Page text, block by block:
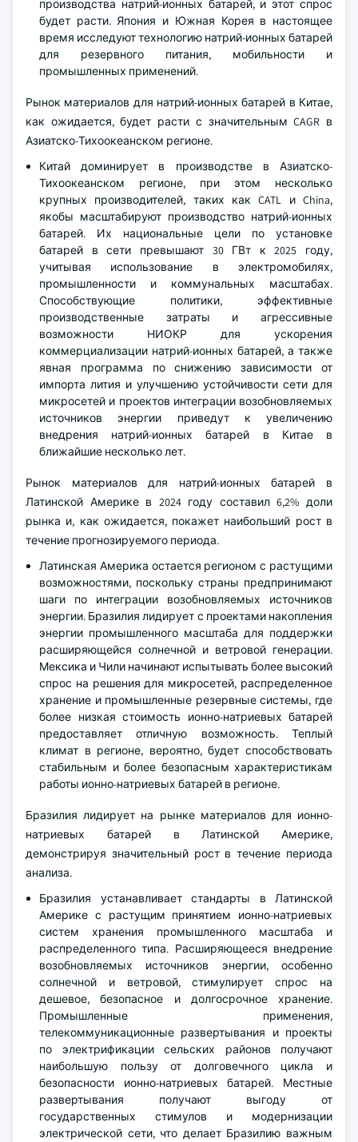
производства натрий-ионных батарей, и этот спрос
будет расти. Япония и Южная Корея в настоящее
время исследуют технологию натрий-ионных батарей
для резервного питания, мобильности и
промышленных применений.
Рынок материалов для натрий-ионных батарей в Китае,
как ожидается, будет расти с значительным CAGR в
Азиатско-Тихоокеанском регионе.
Китай доминирует в производстве в Азиатско-
Тихоокеанском регионе, при этом несколько
крупных производителей, таких как CATL и China,
якобы масштабируют производство натрий-ионных
батарей. Их национальные цели по установке
батарей в сети превышают 30 ГВт к 2025 году,
учитывая использование в электромобилях,
промышленности и коммунальных масштабах.
Способствующие политики, эффективные
производственные затраты и агрессивные
возможности НИОКР для ускорения
коммерциализации натрий-ионных батарей, а также
явная программа по снижению зависимости от
импорта лития и улучшению устойчивости сети для
микросетей и проектов интеграции возобновляемых
источников энергии приведут к увеличению
внедрения натрий-ионных батарей в Китае в
ближайшие несколько лет.
Рынок материалов для натрий-ионных батарей в
Латинской Америке в 2024 году составил 6,2% доли
рынка и, как ожидается, покажет наибольший рост в
течение прогнозируемого периода.
Латинская Америка остается регионом с растущими
возможностями, поскольку страны предпринимают
шаги по интеграции возобновляемых источников
энергии. Бразилия лидирует с проектами накопления
энергии промышленного масштаба для поддержки
расширяющейся солнечной и ветровой генерации.
Мексика и Чили начинают испытывать более высокий
спрос на решения для микросетей, распределенное
хранение и промышленные резервные системы, где
более низкая стоимость ионно-натриевых батарей
предоставляет отличную возможность. Теплый
климат в регионе, вероятно, будет способствовать
стабильным и более безопасным характеристикам
работы ионно-натриевых батарей в регионе.
Бразилия лидирует на рынке материалов для ионно-
натриевых батарей в Латинской Америке,
демонстрируя значительный рост в течение периода
анализа.
Бразилия устанавливает стандарты в Латинской
Америке с растущим принятием ионно-натриевых
систем хранения промышленного масштаба и
распределенного типа. Расширяющееся внедрение
возобновляемых источников энергии, особенно
солнечной и ветровой, стимулирует спрос на
дешевое, безопасное и долгосрочное хранение.
Промышленные применения,
телекоммуникационные развертывания и проекты
по электрификации сельских районов получают
наибольшую пользу от долговечного цикла и
безопасности ионно-натриевых батарей. Местные
развертывания получают выгоду от
государственных стимулов и модернизации
электрической сети, что делает Бразилию важным